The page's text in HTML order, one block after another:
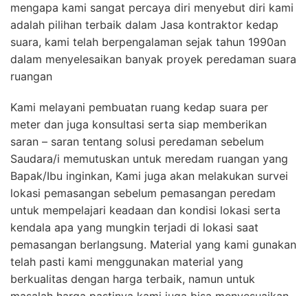
mengapa kami sangat percaya diri menyebut diri kami
adalah pilihan terbaik dalam Jasa kontraktor kedap
suara, kami telah berpengalaman sejak tahun 1990an
dalam menyelesaikan banyak proyek peredaman suara
ruangan
Kami melayani pembuatan ruang kedap suara per
meter dan juga konsultasi serta siap memberikan
saran – saran tentang solusi peredaman sebelum
Saudara/i memutuskan untuk meredam ruangan yang
Bapak/Ibu inginkan, Kami juga akan melakukan survei
lokasi pemasangan sebelum pemasangan peredam
untuk mempelajari keadaan dan kondisi lokasi serta
kendala apa yang mungkin terjadi di lokasi saat
pemasangan berlangsung. Material yang kami gunakan
telah pasti kami menggunakan material yang
berkualitas dengan harga terbaik, namun untuk